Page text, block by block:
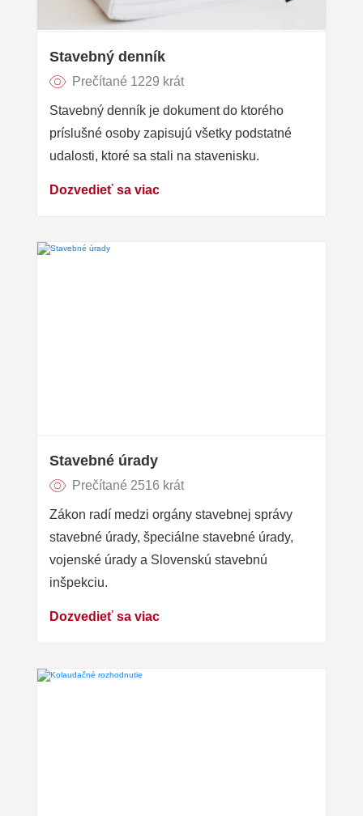
Stavebný denník
Prečítané 1229 krát
Stavebný denník je dokument do ktorého
príslušné osoby zapisujú všetky podstatné
udalosti, ktoré sa stali na stavenisku.
Dozvedieť sa viac
Stavebné úrady
Prečítané 2516 krát
Zákon radí medzi orgány stavebnej správy
stavebné úrady, špeciálne stavebné úrady,
vojenské úrady a Slovenskú stavebnú
inšpekciu.
Dozvedieť sa viac